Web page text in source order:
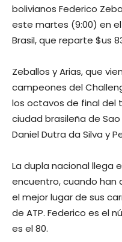
bolivianos Federico
este martes (9:00) en
Brasil, que reparte $us
Zeballos y Arias, que
campeones del
los octavos de final del
ciudad brasileña de
Daniel Dutra da Silva y
La dupla nacional llega
encuentro, cuando han
el mejor lugar de sus
de ATP. Federico es el
es el 80.